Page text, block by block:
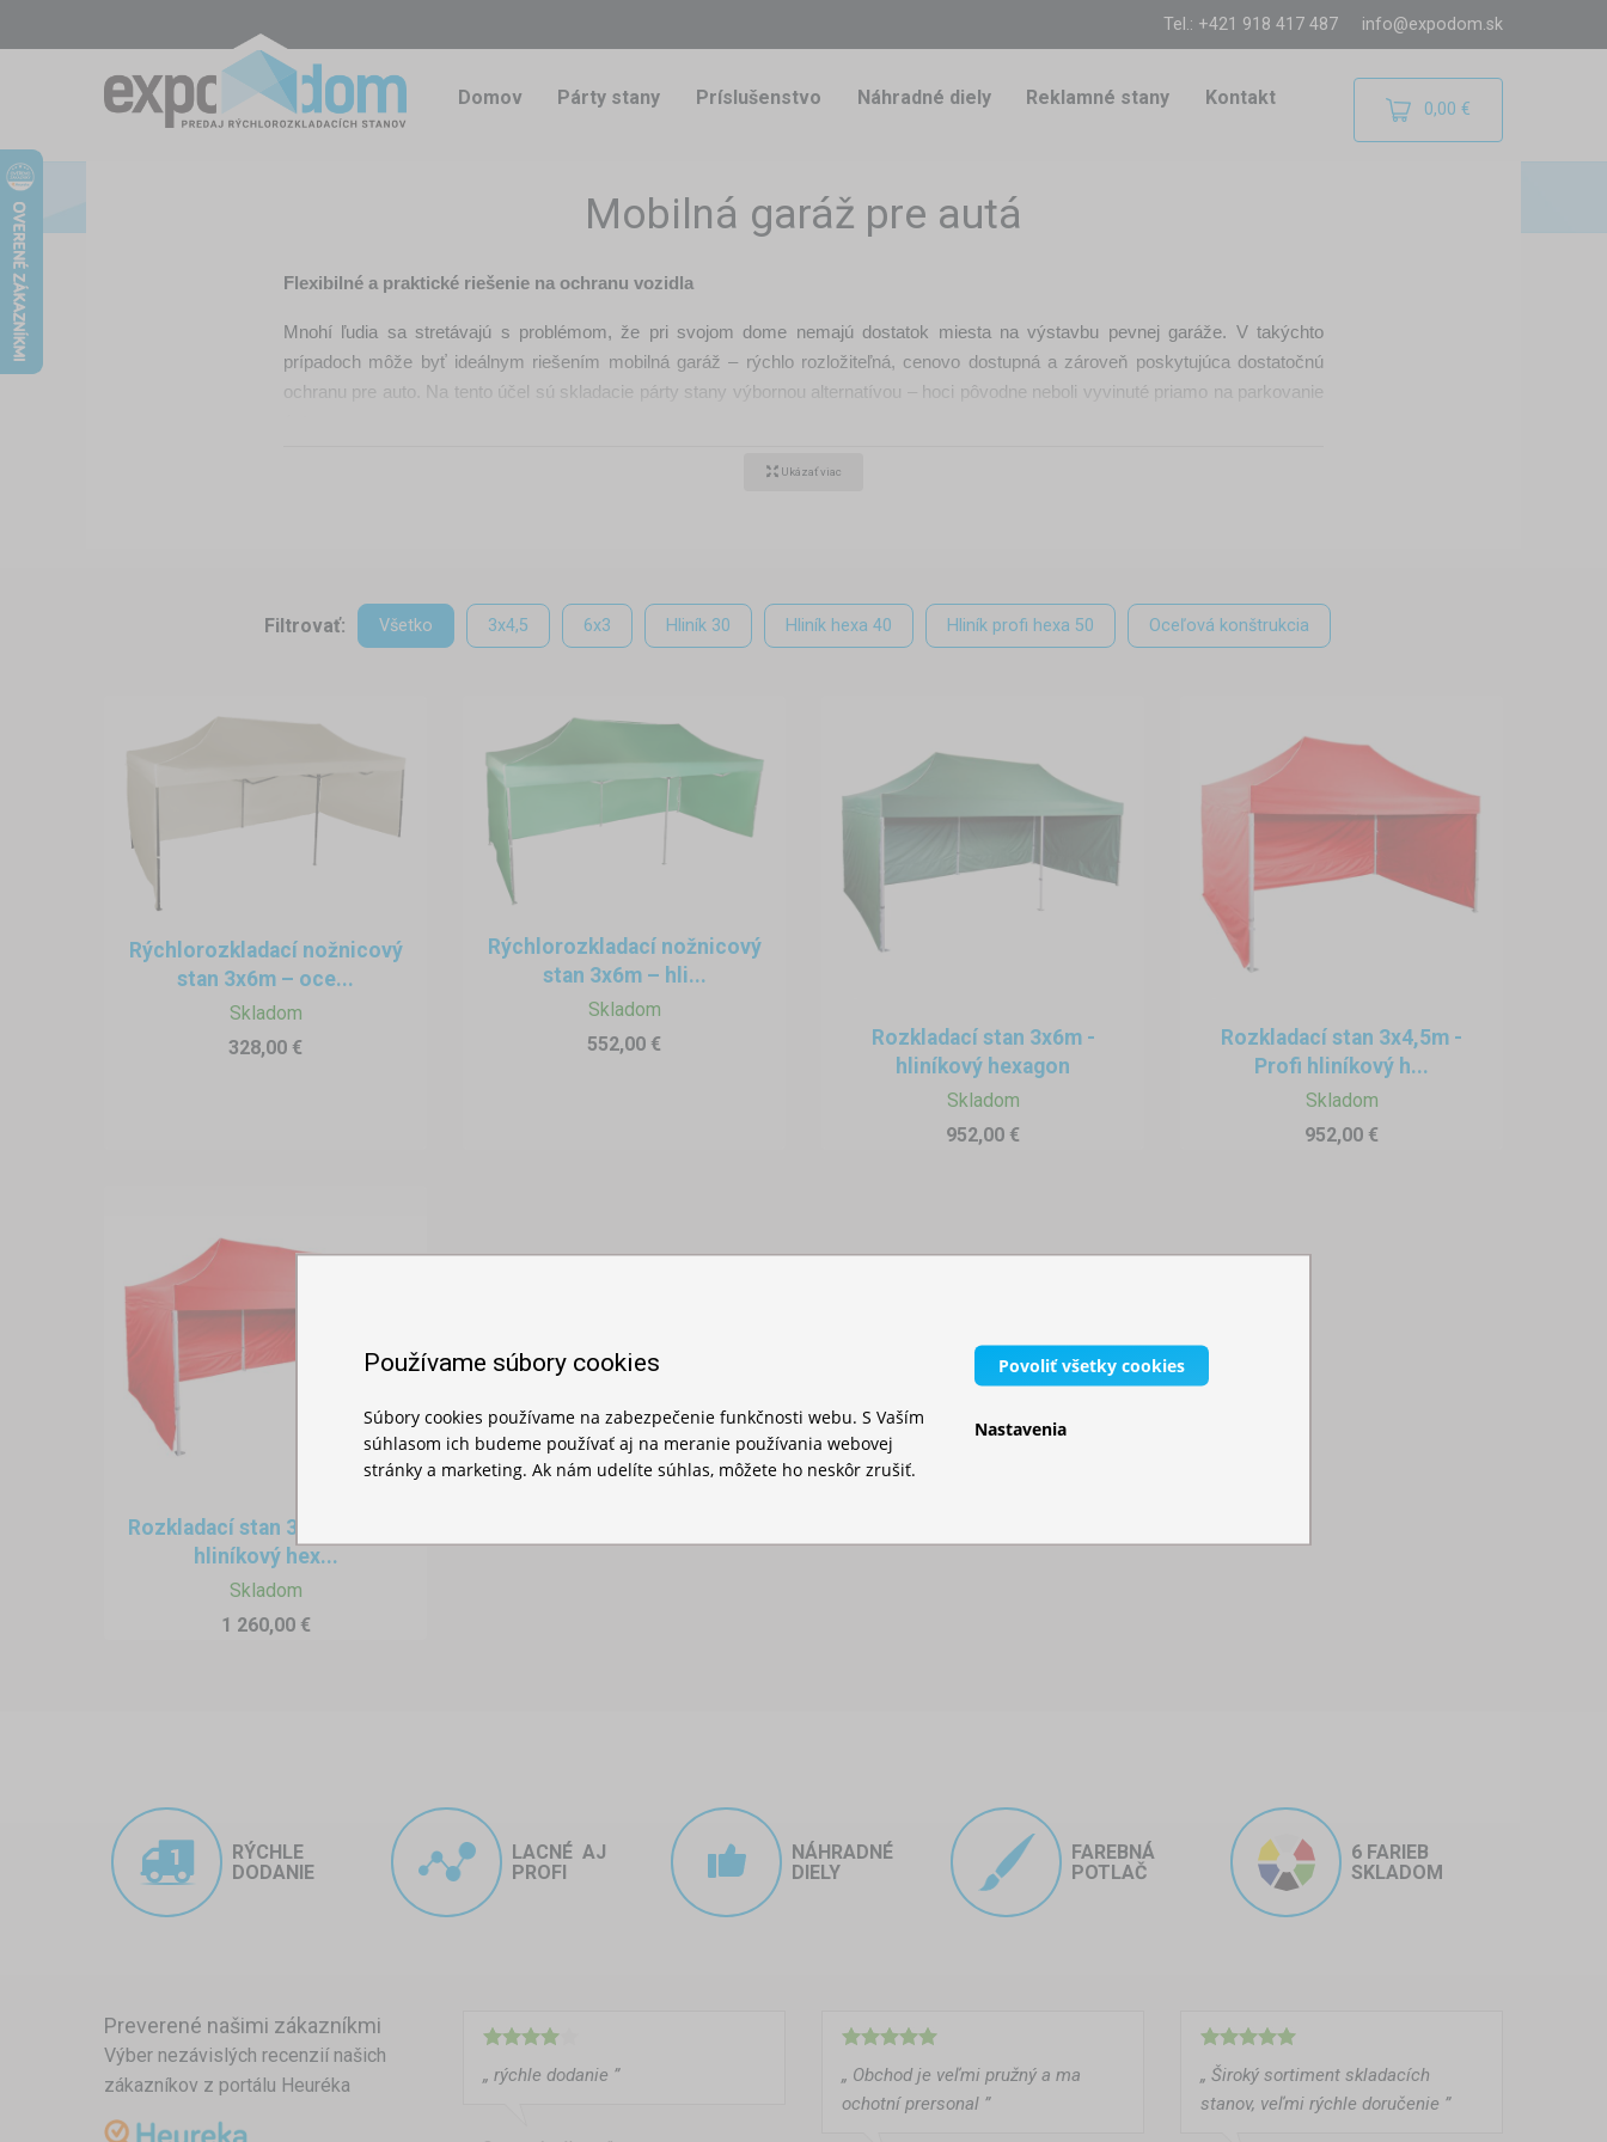
Tel.: +421 918 417 487 info@expodom.sk
Domov Párty stany Príslušenstvo Náhradné diely Reklamné stany Kontakt 0,00 €
Mobilná garáž pre autá
Flexibilné a praktické riešenie na ochranu vozidla
Mnohí ľudia sa stretávajú s problémom, že pri svojom dome nemajú dostatok miesta na výstavbu pevnej garáže. V takýchto
prípadoch môže byť ideálnym riešením mobilná garáž – rýchlo rozložiteľná, cenovo dostupná a zároveň poskytujúca dostatočnú
ochranu pre auto. Na tento účel sú skladacie párty stany výbornou alternatívou – hoci pôvodne neboli vyvinuté priamo na parkovanie
Prečo je skladací párty stan dobrým riešením ako garáž pre auto?
Pre víkendové domy a chaty:
Tam, kde nie je pevná garáž, ale chceme vozidlo chrániť pred nepriaznivým počasím (slnko, dážď, krúpy), sa dá stan postaviť v
priebehu pár minút a mimo sezóny zaberá minimum miesta.
Na špeciálne podujatia:
Pri stretnutiach automobilových nadšencov, výstavách alebo pretekoch sa stany často využívajú na ochranu a prezentáciu
Ukázať viac
Filtrovať: Všetko 3x4,5 6x3 Hliník 30 Hliník hexa 40 Hliník profi hexa 50 Oceľová konštrukcia
Rýchlorozkladací nožnicový
stan 3x6m – oce...
Skladom
328,00 €
Rýchlorozkladací nožnicový
stan 3x6m – hli...
Skladom
552,00 €
Rozkladací stan 3x6m -
hliníkový hexagon
Skladom
952,00 €
Rozkladací stan 3x4,5m -
Profi hliníkový h...
Skladom
952,00 €
Rozkladací stan 3x6m - Profi
hliníkový hex...
Skladom
1 260,00 €
RÝCHLE
DODANIE
LACNÉ AJ
PROFI
NÁHRADNÉ
DIELY
FAREBNÁ
POTLAČ
6 FARIEB
SKLADOM
Preverené našimi zákazníkmi
Výber nezávislých recenzií našich
zákazníkov z portálu Heuréka
„ rýchle dodanie ”
„ Obchod je veľmi pružný a ma
ochotní prersonal ”
„ Široký sortiment skladacích
stanov, veľmi rýchle doručenie ”
Používame súbory cookies
Súbory cookies používame na zabezpečenie funkčnosti webu. S Vaším
súhlasom ich budeme používať aj na meranie používania webovej
stránky a marketing. Ak nám udelíte súhlas, môžete ho neskôr zrušiť.
Povoliť všetky cookies
Nastavenia